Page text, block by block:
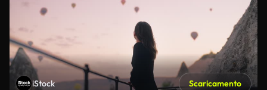
iStock Scaricamento